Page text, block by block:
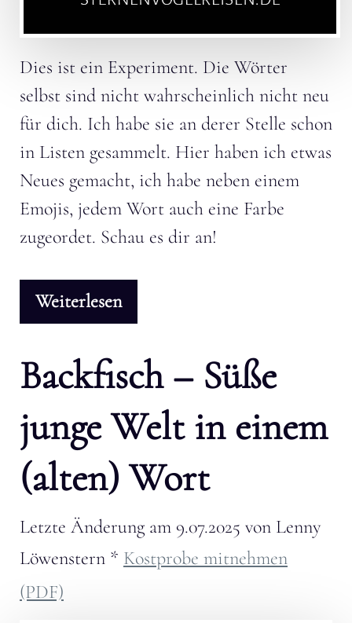
Dies ist ein Experiment. Die Wörter
selbst sind nicht wahrscheinlich nicht neu
für dich. Ich habe sie an derer Stelle schon
in Listen gesammelt. Hier haben ich etwas
Neues gemacht, ich habe neben einem
Emojis, jedem Wort auch eine Farbe
zugeordet. Schau es dir an!
Weiterlesen
Backfisch – Süße
junge Welt in einem
(alten) Wort
Letzte Änderung am 9.07.2025 von Lenny
Löwenstern * Kostprobe mitnehmen
(PDF)